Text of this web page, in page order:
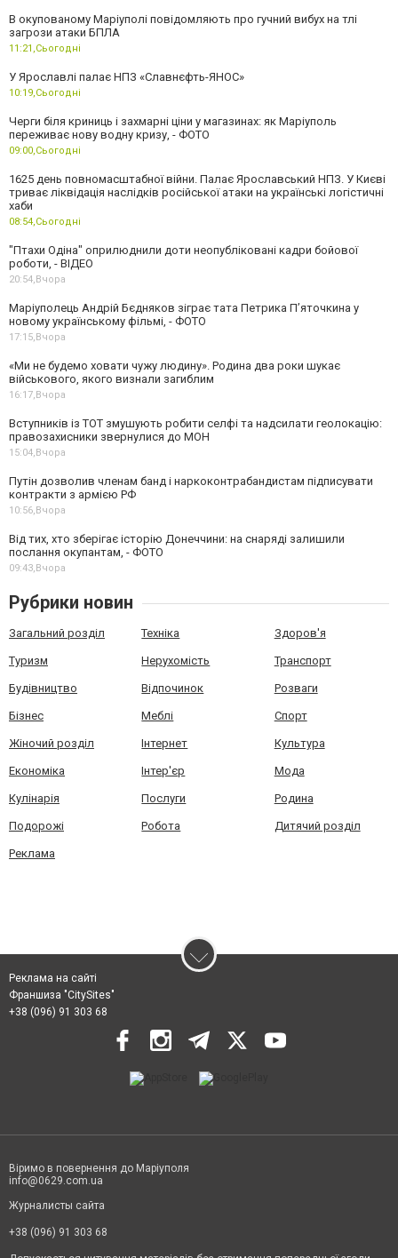
В окупованому Маріуполі повідомляють про гучний вибух на тлі
загрози атаки БПЛА
11:21,Сьогодні
У Ярославлі палає НПЗ «Славнєфть-ЯНОС»
10:19,Сьогодні
Черги біля криниць і захмарні ціни у магазинах: як Маріуполь
переживає нову водну кризу, - ФОТО
09:00,Сьогодні
1625 день повномасштабної війни. Палає Ярославський НПЗ. У Києві
триває ліквідація наслідків російської атаки на українські логістичні
хаби
08:54,Сьогодні
"Птахи Одіна" оприлюднили доти неопубліковані кадри бойової
роботи, - ВІДЕО
20:54,Вчора
Маріуполець Андрій Бєдняков зіграє тата Петрика П’яточкина у
новому українському фільмі, - ФОТО
17:15,Вчора
«Ми не будемо ховати чужу людину». Родина два роки шукає
військового, якого визнали загиблим
16:17,Вчора
Вступників із ТОТ змушують робити селфі та надсилати геолокацію:
правозахисники звернулися до МОН
15:04,Вчора
Путін дозволив членам банд і наркоконтрабандистам підписувати
контракти з армією РФ
10:56,Вчора
Від тих, хто зберігає історію Донеччини: на снаряді залишили
послання окупантам, - ФОТО
09:43,Вчора
Рубрики новин
Загальний розділ Техніка Здоров'я
Туризм Нерухомість Транспорт
Будівництво Відпочинок Розваги
Бізнес Меблі Спорт
Жіночий розділ Інтернет Культура
Економіка Інтер'єр Мода
Кулінарія Послуги Родина
Подорожі Робота Дитячий розділ
Реклама
Реклама на сайті
Франшиза "CitySites"
+38 (096) 91 303 68
Віримо в повернення до Маріуполя
info@0629.com.ua
Журналисты сайта
+38 (096) 91 303 68